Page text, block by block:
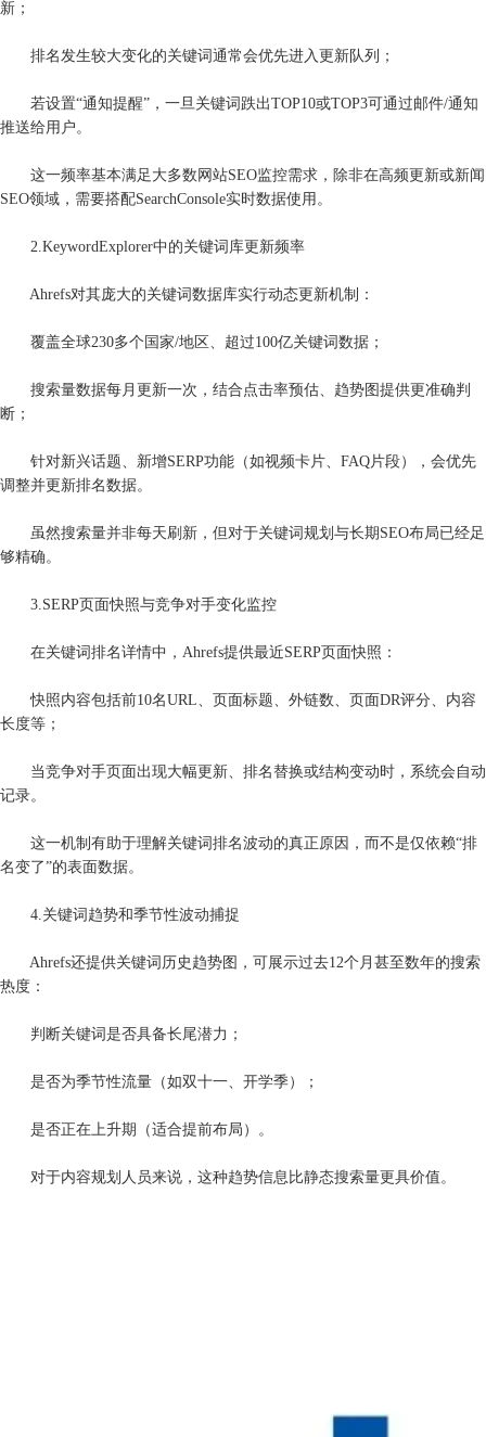
新；
排名发生较大变化的关键词通常会优先进入更新队列；
若设置“通知提醒”，一旦关键词跌出TOP10或TOP3可通过邮件/通知
推送给用户。
这一频率基本满足大多数网站SEO监控需求，除非在高频更新或新闻
SEO领域，需要搭配SearchConsole实时数据使用。
2.KeywordExplorer中的关键词库更新频率
Ahrefs对其庞大的关键词数据库实行动态更新机制：
覆盖全球230多个国家/地区、超过100亿关键词数据；
搜索量数据每月更新一次，结合点击率预估、趋势图提供更准确判
断；
针对新兴话题、新增SERP功能（如视频卡片、FAQ片段），会优先
调整并更新排名数据。
虽然搜索量并非每天刷新，但对于关键词规划与长期SEO布局已经足
够精确。
3.SERP页面快照与竞争对手变化监控
在关键词排名详情中，Ahrefs提供最近SERP页面快照：
快照内容包括前10名URL、页面标题、外链数、页面DR评分、内容
长度等；
当竞争对手页面出现大幅更新、排名替换或结构变动时，系统会自动
记录。
这一机制有助于理解关键词排名波动的真正原因，而不是仅依赖“排
名变了”的表面数据。
4.关键词趋势和季节性波动捕捉
Ahrefs还提供关键词历史趋势图，可展示过去12个月甚至数年的搜索
热度：
判断关键词是否具备长尾潜力；
是否为季节性流量（如双十一、开学季）；
是否正在上升期（适合提前布局）。
对于内容规划人员来说，这种趋势信息比静态搜索量更具价值。